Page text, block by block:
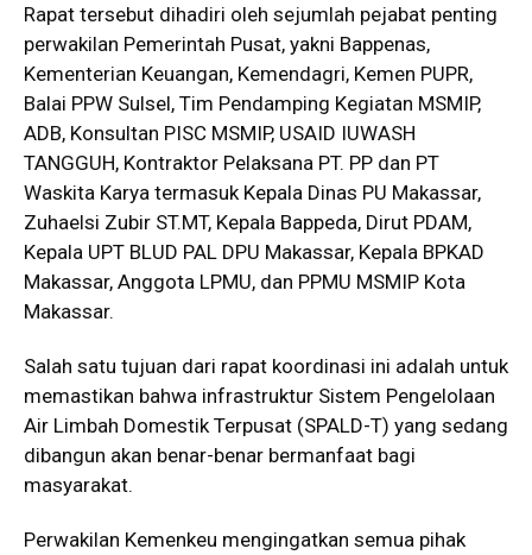
Rapat tersebut dihadiri oleh sejumlah pejabat penting
perwakilan Pemerintah Pusat, yakni Bappenas,
Kementerian Keuangan, Kemendagri, Kemen PUPR,
Balai PPW Sulsel, Tim Pendamping Kegiatan MSMIP,
ADB, Konsultan PISC MSMIP, USAID IUWASH
TANGGUH, Kontraktor Pelaksana PT. PP dan PT
Waskita Karya termasuk Kepala Dinas PU Makassar,
Zuhaelsi Zubir ST.MT, Kepala Bappeda, Dirut PDAM,
Kepala UPT BLUD PAL DPU Makassar, Kepala BPKAD
Makassar, Anggota LPMU, dan PPMU MSMIP Kota
Makassar.
Salah satu tujuan dari rapat koordinasi ini adalah untuk
memastikan bahwa infrastruktur Sistem Pengelolaan
Air Limbah Domestik Terpusat (SPALD-T) yang sedang
dibangun akan benar-benar bermanfaat bagi
masyarakat.
Perwakilan Kemenkeu mengingatkan semua pihak